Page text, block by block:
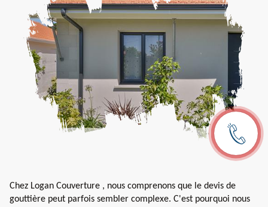
Chez Logan Couverture , nous comprenons que le devis de
gouttière peut parfois sembler complexe. C'est pourquoi nous